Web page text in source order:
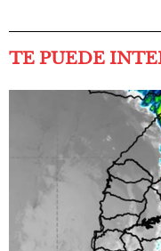
TE PUEDE